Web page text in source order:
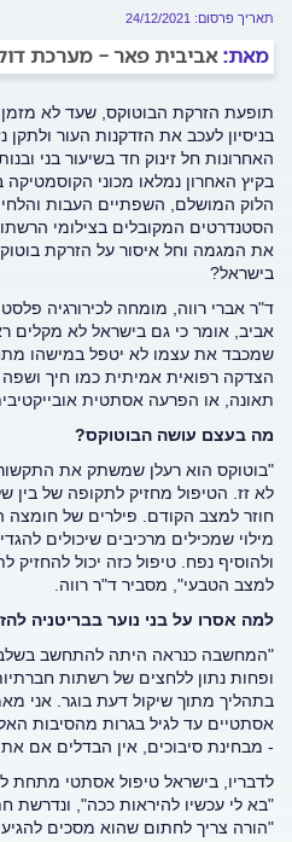
תאריך פרסום: 24/12/2021
מאת: אביבית פאר - מערכת
תופעת הזרקת הבוטוקס, שעד לא מזמן
בניסיון לעכב את הזדקנות העור
האחרונות חל זינוק חד בשיעור בני
בקיץ האחרון נמלאו מכוני
הלוק המושלם, השפתיים העבות
הסטנדרטים המקובלים בצילומי
בישראל?
ד"ר אברי רווה, מומחה לכירורגיה
אביב, אומר כי גם בישראל לא מקלים
הצדקה רפואית אמיתית כמו חיך
תאונה, או הפרעה אסתטית
מה בעצם עושה הבוטוקס?
"בוטוקס הוא רעלן שמשתק את
לא זז. הטיפול מחזיק לתקופה של בין
חוזר למצב הקודם. פילרים של חומצה
מילוי שמכילים מרכיבים שיכולים
ולהוסיף נפח. טיפול כזה יכול
למצב הטבעי", מסביר ד"ר רווה.
למה אסרו על בני נוער בבריטניה
"המחשבה כנראה היתה להתחשב
ופחות נתון ללחצים של רשתות
בתהליך מתוך שיקול דעת בוגר. אני
אסתטיים עד לגיל בגרות מהסיבות
- מבחינת סיבוכים, אין הבדלים אם את בת 16
"בא לי עכשיו להיראות ככה", ונדרשת
"הורה צריך לחתום שהוא מסכים להגיע